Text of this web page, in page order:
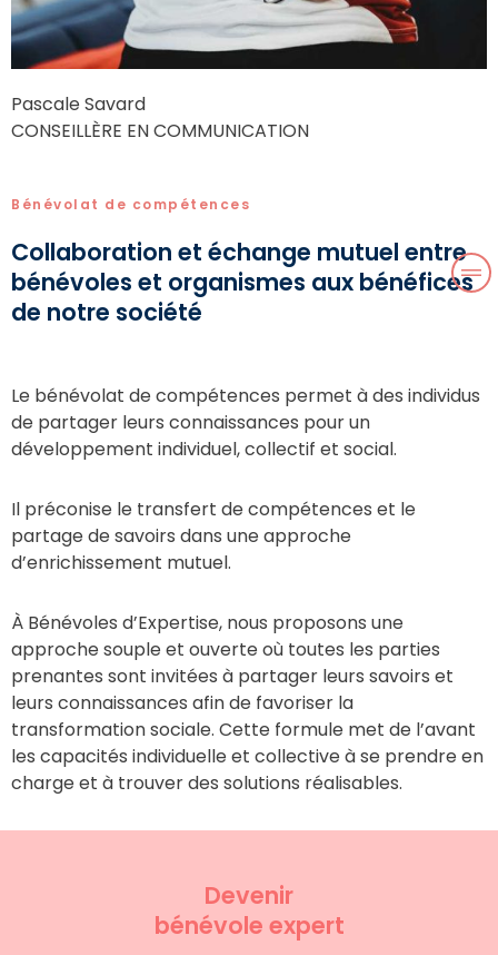
Pascale Savard
CONSEILLÈRE EN COMMUNICATION
Bénévolat de compétences
Collaboration et échange mutuel entre
bénévoles et organismes aux bénéfices
de notre société
Le bénévolat de compétences permet à des individus
de partager leurs connaissances pour un
développement individuel, collectif et social.
Il préconise le transfert de compétences et le
partage de savoirs dans une approche
d’enrichissement mutuel.
À Bénévoles d’Expertise, nous proposons une
approche souple et ouverte où toutes les parties
prenantes sont invitées à partager leurs savoirs et
leurs connaissances afin de favoriser la
transformation sociale. Cette formule met de l’avant
les capacités individuelle et collective à se prendre en
charge et à trouver des solutions réalisables.
Devenir
bénévole expert